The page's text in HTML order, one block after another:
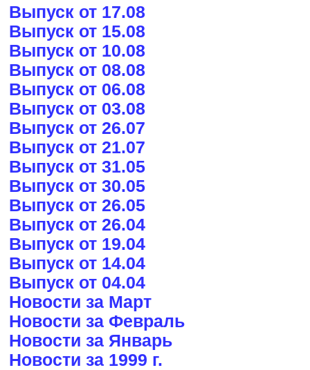
Выпуск от 17.08
Выпуск от 15.08
Выпуск от 10.08
Выпуск от 08.08
Выпуск от 06.08
Выпуск от 03.08
Выпуск от 26.07
Выпуск от 21.07
Выпуск от 31.05
Выпуск от 30.05
Выпуск от 26.05
Выпуск от 26.04
Выпуск от 19.04
Выпуск от 14.04
Выпуск от 04.04
Новости за Март
Новости за Февраль
Новости за Январь
Новости за 1999 г.